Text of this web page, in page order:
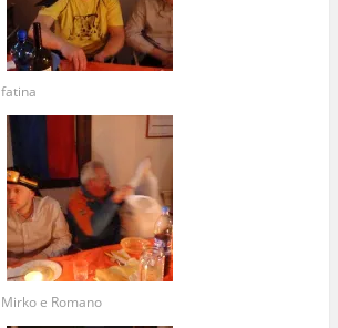
fatina
Mirko e Romano